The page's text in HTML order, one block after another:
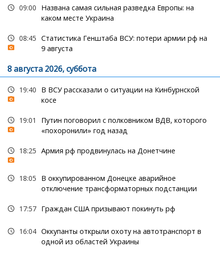
09:00
Названа самая сильная разведка Европы: на
каком месте Украина
08:45 Статистика Генштаба ВСУ: потери армии рф на
9 августа
8 августа 2026, суббота
19:40
В ВСУ рассказали о ситуации на Кинбурнской
косе
19:01
Путин поговорил с полковником ВДВ, которого
«похоронили» год назад
18:25 Армия рф продвинулась на Донетчине
18:05
В оккупированном Донецке аварийное
отключение трансформаторных подстанции
17:57 Граждан США призывают покинуть рф
16:04 Оккупанты открыли охоту на автотранспорт в
одной из областей Украины